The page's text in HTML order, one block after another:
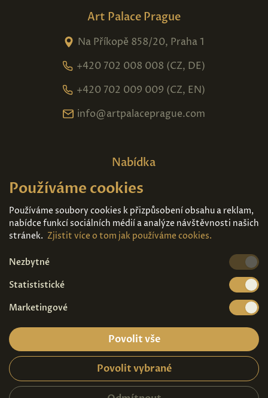
Art Palace Prague
Na Příkopě 858/20, Praha 1
+420 702 008 008 (CZ, DE)
+420 702 009 009 (CZ, EN)
info@artpalaceprague.com
Nabídka
Domů
Expozice
Kontakt
Díla k prodeji
Vstupenky
2026© Copyright - Art Palace Prague s.r.o.
Ochrana osobních údajů|Návštěvní řád
Používáme cookies
Používáme soubory cookies k přizpůsobení obsahu a reklam,
nabídce funkcí sociálních médií a analýze návštěvnosti našich
stránek. Zjistit více o tom jak používáme cookies.
Nezbytné
Statististické
Marketingové
Povolit vše
Povolit vybrané